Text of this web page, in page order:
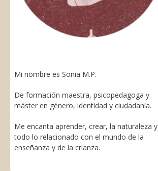
Mi nombre es Sonia M.P.
De formación maestra, psicopedagoga y
máster en género, identidad y ciudadanía.
Me encanta aprender, crear, la naturaleza y
todo lo relacionado con el mundo de la
enseñanza y de la crianza.